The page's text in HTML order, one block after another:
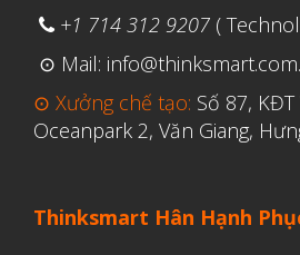
Máy
Mô
Triển
Ứng
Y Tế
+1 714 312 9207 (
⊙ Mail:
⊙ Xưởng chế tạo: Số 87,
Oceanpark 2, Văn Giang,
Thinksmart Hân Hạnh